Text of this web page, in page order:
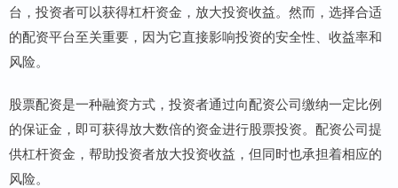
台，投资者可以获得杠杆资金，放大投资收益。然而，选择合适
的配资平台至关重要，因为它直接影响投资的安全性、收益率和
风险。
股票配资是一种融资方式，投资者通过向配资公司缴纳一定比例
的保证金，即可获得放大数倍的资金进行股票投资。配资公司提
供杠杆资金，帮助投资者放大投资收益，但同时也承担着相应的
风险。